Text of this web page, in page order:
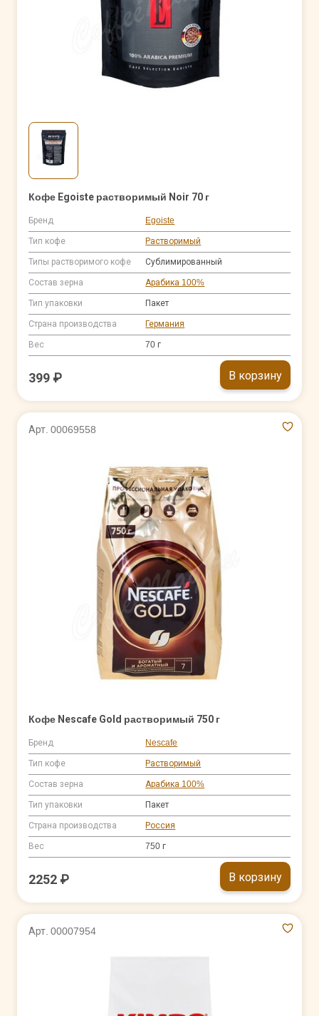
Кофе Egoiste растворимый Noir 70 г
Бренд Egoiste
Тип кофе Растворимый
Типы растворимого кофе Сублимированный
Состав зерна Арабика 100%
Тип упаковки Пакет
Страна производства Германия
Вес 70 г
399 ₽ В корзину
Арт. 00069558
Кофе Nescafe Gold растворимый 750 г
Бренд Nescafe
Тип кофе Растворимый
Состав зерна Арабика 100%
Тип упаковки Пакет
Страна производства Россия
Вес 750 г
2252 ₽ В корзину
Арт. 00007954